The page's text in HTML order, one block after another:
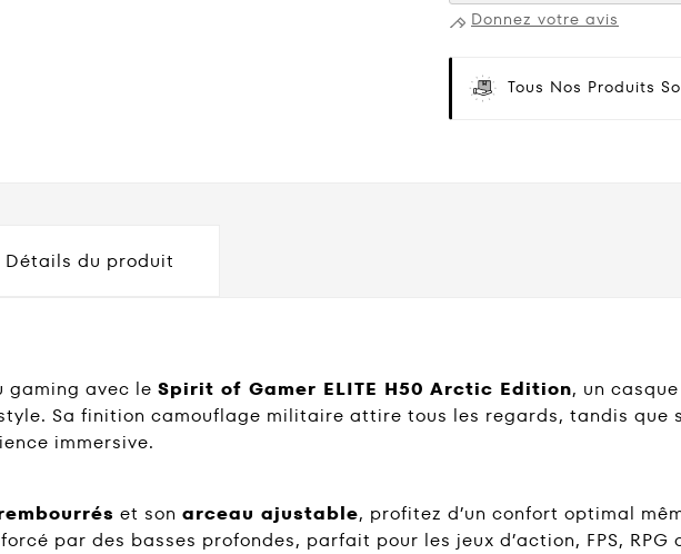
Donnez votre avis
Tous Nos Produits
Détails du produit
gaming avec le Spirit of Gamer ELITE H50 Arctic Edition, un
Sa finition camouflage militaire attire tous les regards, tandis que
immersive.
et son arceau ajustable, profitez d’un confort optimal
par des basses profondes, parfait pour les jeux d’action, FPS,